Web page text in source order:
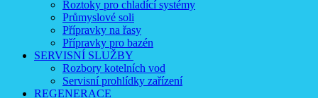
Roztoky pro chladící systémy
Průmyslové soli
Přípravky na řasy
Přípravky pro bazén
SERVISNÍ SLUŽBY
Rozbory kotelních vod
Servisní prohlídky zařízení
REGENERACE